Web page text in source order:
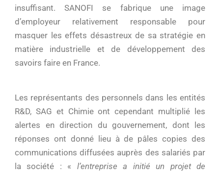
insuffisant. SANOFI se fabrique une image
d’employeur relativement responsable pour
masquer les effets désastreux de sa stratégie en
matière industrielle et de développement des
savoirs faire en France.
Les représentants des personnels dans les entités
R&D, SAG et Chimie ont cependant multiplié les
alertes en direction du gouvernement, dont les
réponses ont donné lieu à de pâles copies des
communications diffusées auprès des salariés par
la société : « l’entreprise a initié un projet de